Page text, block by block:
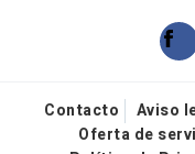
Contacto Aviso
Oferta de